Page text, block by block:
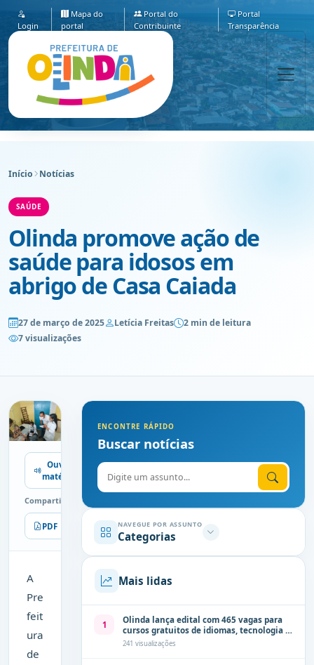
Login
Mapa do
portal
Portal do
Contribuinte
Portal
Transparência
Início Notícias
SAÚDE
Olinda promove ação de
saúde para idosos em
abrigo de Casa Caiada
27 de março de 2025 Letícia Freitas
2 min de leitura
7 visualizações
Ouvir
matéria
Compartilhe
PDF Imprimir
A
Pre
feit
ura
de
ENCONTRE RÁPIDO
Buscar notícias
Digite o assunto
NAVEGUE POR ASSUNTO
Categorias
Mais lidas
1
Olinda lança edital com 465 vagas para
cursos gratuitos de idiomas, tecnologia e
comunicação
241 visualizações